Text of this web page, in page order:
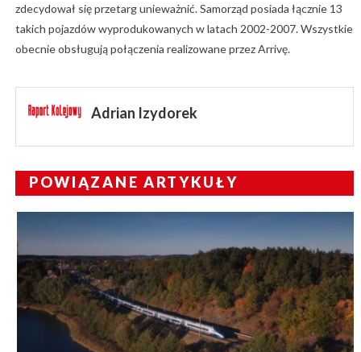
zdecydował się przetarg unieważnić. Samorząd posiada łącznie 13
takich pojazdów wyprodukowanych w latach 2002-2007. Wszystkie
obecnie obsługują połączenia realizowane przez Arrivę.
Adrian Izydorek
POWIĄZANE ARTYKUŁY